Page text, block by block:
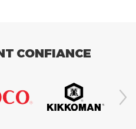
CONFIANCE